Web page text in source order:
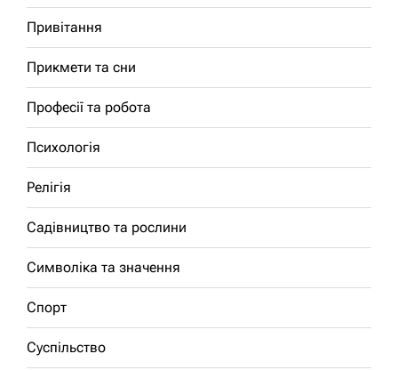
Привітання
Прикмети та сни
Професії та робота
Психологія
Релігія
Садівництво та рослини
Символіка та значення
Спорт
Суспільство